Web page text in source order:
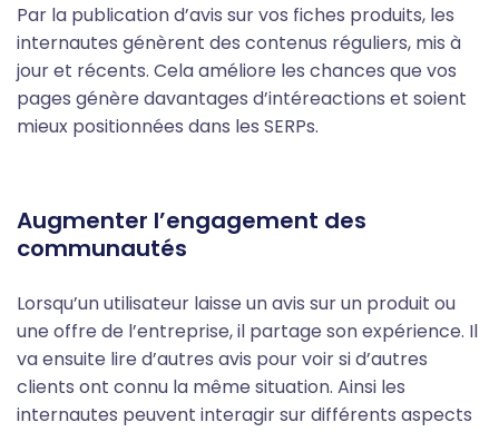
Par la publication d’avis sur vos fiches produits, les
internautes génèrent des contenus réguliers, mis à
jour et récents. Cela améliore les chances que vos
pages génère davantages d’intéreactions et soient
mieux positionnées dans les SERPs.
Augmenter l’engagement des
communautés
Lorsqu’un utilisateur laisse un avis sur un produit ou
une offre de l’entreprise, il partage son expérience. Il
va ensuite lire d’autres avis pour voir si d’autres
clients ont connu la même situation. Ainsi les
internautes peuvent interagir sur différents aspects